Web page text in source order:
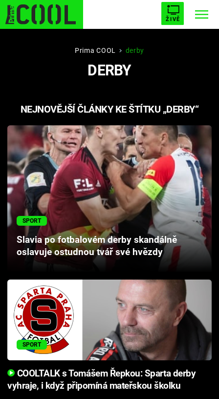
ŽIVĚ
BUFFY, PŘEMOŽITELKA UPÍRŮ
AVENGERS 5
Témata
Filmy
Seriály
Hry
Cool Esport
Pořady
TV Program
Sledujte prima+
Přihlášení
Sledujte nás
Prima COOL derby
DERBY
NEJNOVĚJŠÍ ČLÁNKY KE ŠTÍTKU „DERBY“
SPORT
Slavia po fotbalovém derby skandálně
oslavuje ostudnou tvář své hvězdy
SPORT
COOLTALK s Tomášem Řepkou: Sparta derby
vyhraje, i když připomíná mateřskou školku